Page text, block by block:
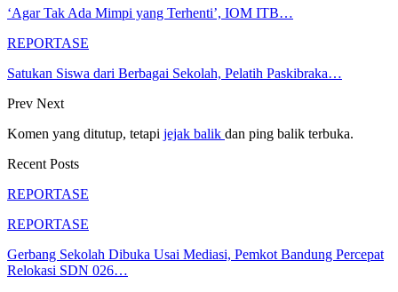
‘Agar Tak Ada Mimpi yang Terhenti’, IOM ITB…
REPORTASE
Satukan Siswa dari Berbagai Sekolah, Pelatih Paskibraka…
Prev Next
Komen yang ditutup, tetapi jejak balik dan ping balik terbuka.
Recent Posts
REPORTASE
REPORTASE
Gerbang Sekolah Dibuka Usai Mediasi, Pemkot Bandung Percepat
Relokasi SDN 026…